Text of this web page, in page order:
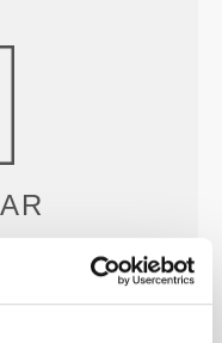
und
Fitnessstudio die